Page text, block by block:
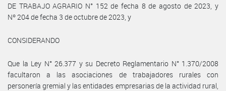
DE TRABAJO AGRARIO N° 152 de fecha 8 de agosto de 2023, y
Nº 204 de fecha 3 de octubre de 2023, y
CONSIDERANDO
Que la Ley N° 26.377 y su Decreto Reglamentario N° 1.370/2008
facultaron a las asociaciones de trabajadores rurales con
personería gremial y las entidades empresarias de la actividad rural,